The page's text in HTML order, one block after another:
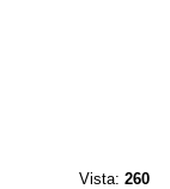
Vista:260